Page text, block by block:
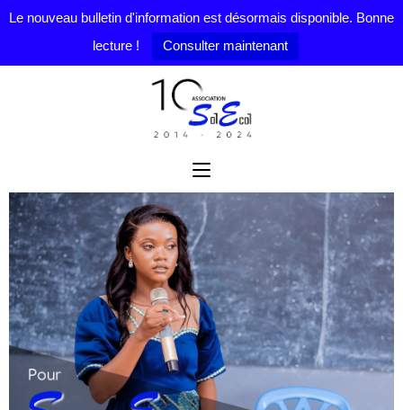
Le nouveau bulletin d'information est désormais disponible. Bonne
lecture !
Consulter maintenant